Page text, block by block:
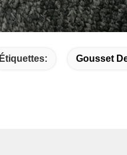
Étiquettes: Gousset